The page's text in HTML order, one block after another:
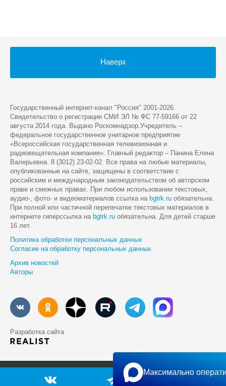
Наверх
Государственный интернет-канал "Россия" 2001-2026.
Cвидетельство о регистрации СМИ ЭЛ № ФС 77-59166 от 22
августа 2014 года. Выдано Роскомнадзор.Учредитель –
федеральное государственное унитарное предприятие
«Всероссийская государственная телевизионная и
радиовещательная компания». Главный редактор – Панина Елена
Валерьевна. 8 (3012) 23-02-02. Все права на любые материалы,
опубликованные на сайте, защищены в соответствии с
российским и международным законодательством об авторском
праве и смежных правах. При любом использовании текстовых,
аудио-, фото- и видеоматериалов ссылка на bgtrk.ru обязательна.
При полной или частичной перепечатке текстовых материалов в
интернете гиперссылка на bgtrk.ru обязательна. Для детей старше
16 лет.
Политика обработки персональных данных
Согласие на обработку персональных данных
Архив новостей
Авторы
Разработка сайта
Максимально